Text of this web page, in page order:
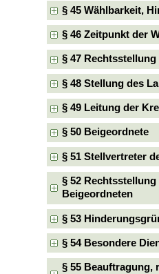
§ 45 Wählbarkeit,
§ 46 Zeitpunkt der
§ 47
§ 48 Stellung des
§ 49 Leitung der
§ 50 Beigeordnete
§ 51 Stellvertreter
§ 52
Beigeordneten
§ 53
§ 54 Besondere
§ 55 Beauftragung,